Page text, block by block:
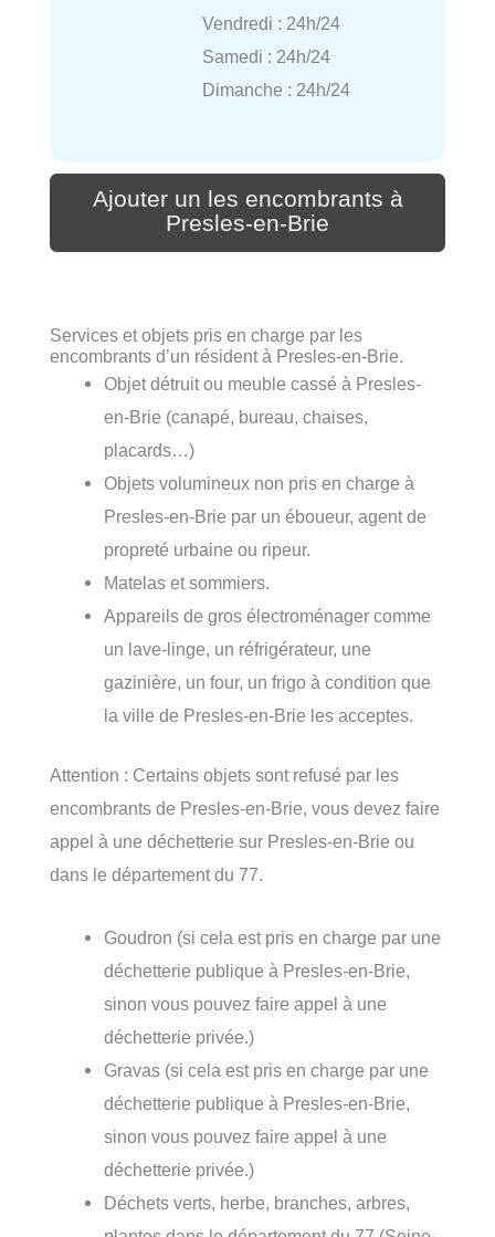
Vendredi : 24h/24
Samedi : 24h/24
Dimanche : 24h/24
Ajouter un les encombrants à
Presles-en-Brie
Services et objets pris en charge par les
encombrants d’un résident à Presles-en-Brie.
Objet détruit ou meuble cassé à Presles-
en-Brie (canapé, bureau, chaises,
placards…)
Objets volumineux non pris en charge à
Presles-en-Brie par un éboueur, agent de
propreté urbaine ou ripeur.
Matelas et sommiers.
Appareils de gros électroménager comme
un lave-linge, un réfrigérateur, une
gazinière, un four, un frigo à condition que
la ville de Presles-en-Brie les acceptes.
Attention : Certains objets sont refusé par les
encombrants de Presles-en-Brie, vous devez faire
appel à une déchetterie sur Presles-en-Brie ou
dans le département du 77.
Goudron (si cela est pris en charge par une
déchetterie publique à Presles-en-Brie,
sinon vous pouvez faire appel à une
déchetterie privée.)
Gravas (si cela est pris en charge par une
déchetterie publique à Presles-en-Brie,
sinon vous pouvez faire appel à une
déchetterie privée.)
Déchets verts, herbe, branches, arbres,